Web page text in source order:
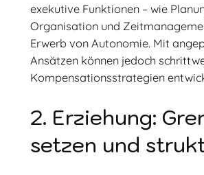
exekutive Funktionen – wie
Organisation und
Erwerb von Autonomie. Mit
Ansätzen können jedoch
Kompensationsstrategien
2. Erziehung:
setzen und